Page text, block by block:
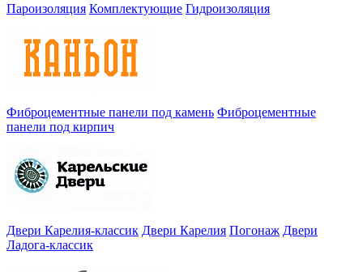
Пароизоляция Комплектующие Гидроизоляция
Фиброцементные панели под камень Фиброцементные
панели под кирпич
Двери Карелия-классик Двери Карелия Погонаж Двери
Ладога-классик